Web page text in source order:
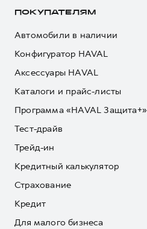
Коллекция Базовая
ПОКУПАТЕЛЯМ
Автомобили в наличии
Конфигуратор HAVAL
Аксессуары HAVAL
Каталоги и прайс-листы
Программа «HAVAL Защита+»
Тест-драйв
Трейд-ин
Кредитный калькулятор
Страхование
Кредит
Для малого бизнеса